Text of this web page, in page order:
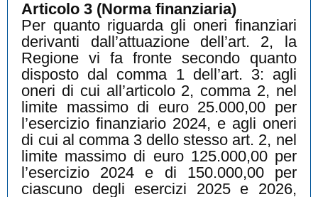
Articolo 3 (Norma finanziaria)
Per quanto riguarda gli oneri finanziari
derivanti dall’attuazione dell’art. 2, la
Regione vi fa fronte secondo quanto
disposto dal comma 1 dell’art. 3: agli
oneri di cui all’articolo 2, comma 2, nel
limite massimo di euro 25.000,00 per
l’esercizio finanziario 2024, e agli oneri
di cui al comma 3 dello stesso art. 2, nel
limite massimo di euro 125.000,00 per
l’esercizio 2024 e di 150.000,00 per
ciascuno degli esercizi 2025 e 2026,